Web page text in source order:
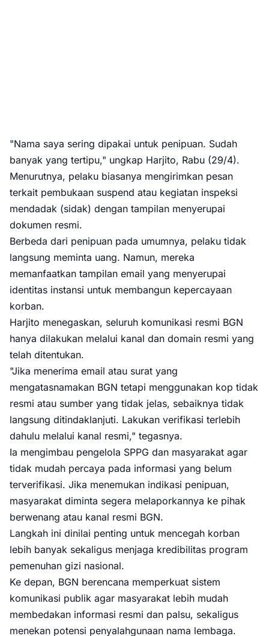
"Nama saya sering dipakai untuk penipuan. Sudah
banyak yang tertipu," ungkap Harjito, Rabu (29/4).
Menurutnya, pelaku biasanya mengirimkan pesan
terkait pembukaan suspend atau kegiatan inspeksi
mendadak (sidak) dengan tampilan menyerupai
dokumen resmi.
Berbeda dari penipuan pada umumnya, pelaku tidak
langsung meminta uang. Namun, mereka
memanfaatkan tampilan email yang menyerupai
identitas instansi untuk membangun kepercayaan
korban.
Harjito menegaskan, seluruh komunikasi resmi BGN
hanya dilakukan melalui kanal dan domain resmi yang
telah ditentukan.
"Jika menerima email atau surat yang
mengatasnamakan BGN tetapi menggunakan kop tidak
resmi atau sumber yang tidak jelas, sebaiknya tidak
langsung ditindaklanjuti. Lakukan verifikasi terlebih
dahulu melalui kanal resmi," tegasnya.
Ia mengimbau pengelola SPPG dan masyarakat agar
tidak mudah percaya pada informasi yang belum
terverifikasi. Jika menemukan indikasi penipuan,
masyarakat diminta segera melaporkannya ke pihak
berwenang atau kanal resmi BGN.
Langkah ini dinilai penting untuk mencegah korban
lebih banyak sekaligus menjaga kredibilitas program
pemenuhan gizi nasional.
Ke depan, BGN berencana memperkuat sistem
komunikasi publik agar masyarakat lebih mudah
membedakan informasi resmi dan palsu, sekaligus
menekan potensi penyalahgunaan nama lembaga.